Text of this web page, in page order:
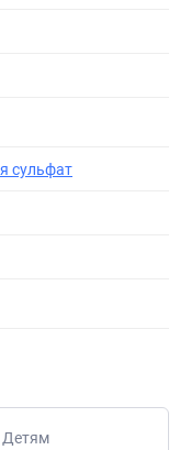
сульфат
Детям